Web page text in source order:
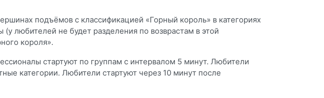
подъёмов с классификацией «Горный король» в категориях
не будет разделения по возврастам в этой
короля».
стартуют по группам с интервалом 5 минут. Любители
категории. Любители стартуют через 10 минут после